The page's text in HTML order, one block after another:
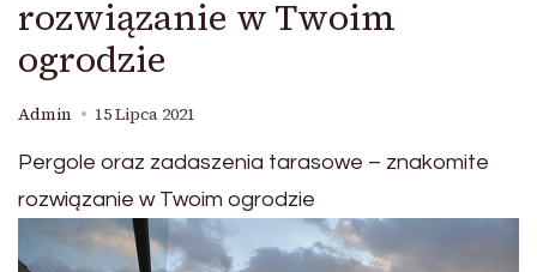
rozwiązanie w Twoim
ogrodzie
Admin 15 Lipca 2021
Pergole oraz zadaszenia tarasowe – znakomite
rozwiązanie w Twoim ogrodzie